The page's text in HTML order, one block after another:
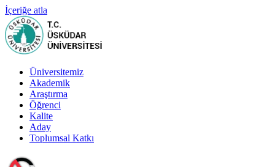
İçeriğe atla
Üniversitemiz
Akademik
Araştırma
Öğrenci
Kalite
Aday
Toplumsal Katkı